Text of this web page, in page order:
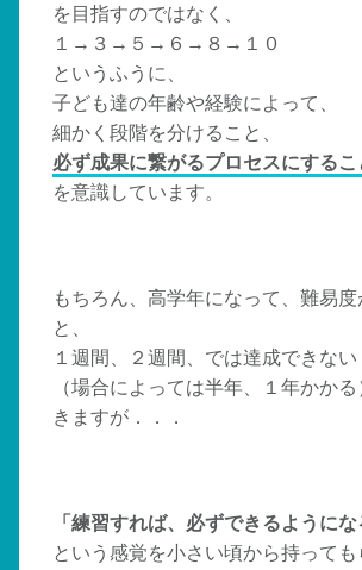
を目指すのではなく、
１→３→５→６→８→１０
というふうに、
子ども達の年齢や経験によって、
細かく段階を分けること、
必ず成果に繋がるプロセスにするこ
を意識しています。
もちろん、高学年になって、難易
と、
１週間、２週間、では達成できない
（場合によっては半年、１年かか
きますが．．．
「練習すれば、必ずできるようにな
という感覚を小さい頃から持っても